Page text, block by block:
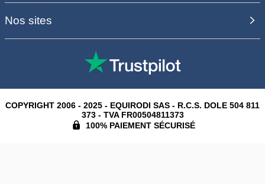
Nos sites
COPYRIGHT 2006 - 2025 - EQUIRODI SAS - R.C.S. DOLE 504 811
373 - TVA FR00504811373
100% PAIEMENT SÉCURISÉ